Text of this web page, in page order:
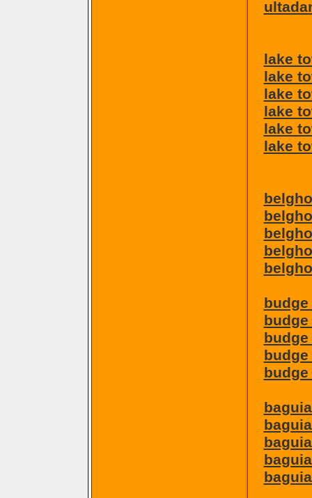
lake
lake
lake
lake
lake
lake